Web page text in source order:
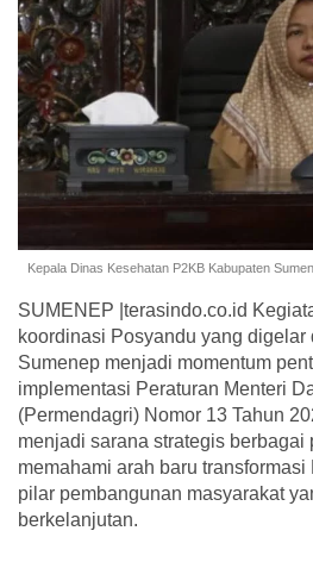
Kepala Dinas Kesehatan P2KB Kabupaten
SUMENEP |terasindo.co.id
koordinasi Posyandu yang digelar
Sumenep menjadi momentum
implementasi Peraturan Menteri
(Permendagri) Nomor 13 Tahun
menjadi sarana strategis berbagai
memahami arah baru
pilar pembangunan masyarakat
berkelanjutan.